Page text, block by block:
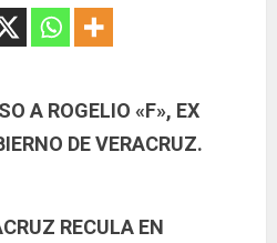
A ROGELIO «F», EX
DE VERACRUZ.
RECULA EN